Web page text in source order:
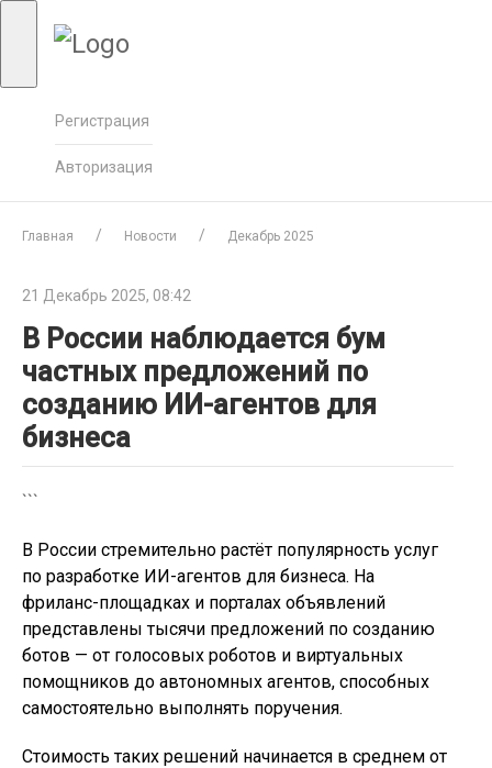
Регистрация
Авторизация
Главная Новости Декабрь 2025
21 Декабрь 2025, 08:42
В России наблюдается бум
частных предложений по
созданию ИИ-агентов для
бизнеса
```
В России стремительно растёт популярность услуг
по разработке ИИ-агентов для бизнеса. На
фриланс-площадках и порталах объявлений
представлены тысячи предложений по созданию
ботов — от голосовых роботов и виртуальных
помощников до автономных агентов, способных
самостоятельно выполнять поручения.
Стоимость таких решений начинается в среднем от